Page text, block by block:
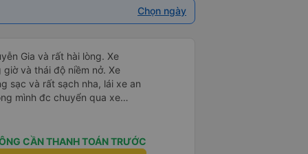
Chọn ngày
Gia và rất hài lòng. Xe
và thái độ niềm nở. Xe
sạc và rất sạch nha, lái xe an
mình đc chuyển qua xe
CẦN THANH TOÁN TRƯỚC